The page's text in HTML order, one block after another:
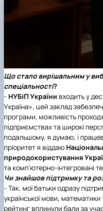
Що стало вирішальним у
спеціальності?
- НУБіП України входить у
Україна», цей заклад
програми, можливість
підприємствах та широкі
подальшому, я думаю, і
пріоритет я віддаю
природокористування
та комп’ютерно-інтегровані
Чи знайшов підтримку та
- Так, мої батьки одразу
української мови, математики
рейтинг вплинули бали за